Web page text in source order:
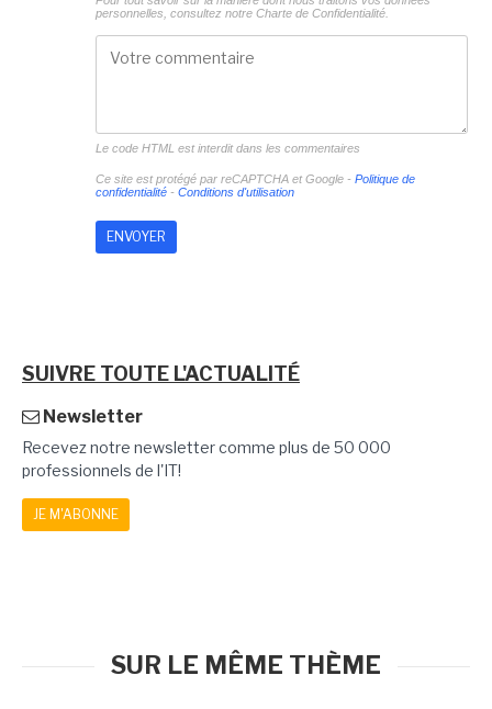
personnelles, consultez notre Charte de Confidentialité.
Le code HTML est interdit dans les commentaires
Ce site est protégé par reCAPTCHA et Google - Politique de
confidentialité- Conditions d'utilisation
SUIVRE TOUTE L'ACTUALITÉ
Newsletter
Recevez notre newsletter comme plus de 50 000
professionnels de l'IT!
JE M'ABONNE
SUR LE MÊME THÈME